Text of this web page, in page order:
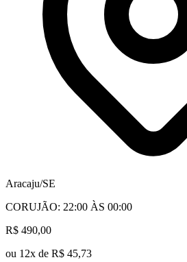
Aracaju/SE
CORUJÃO: 22:00 ÀS 00:00
R$ 490,00
ou 12x de R$ 45,73